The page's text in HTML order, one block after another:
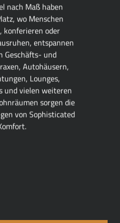
nach Maß haben
wo Menschen
konferieren oder
entspannen
Geschäfts- und
Autohäusern,
Lounges,
und vielen weiteren
sorgen die
von Sophisticated